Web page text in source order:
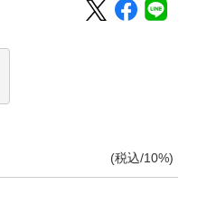
(税込/10%)